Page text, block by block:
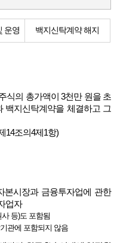
운영 백지신탁계약 해지
식의 총가액이 3천만 원을 초
백지신탁계약을 체결하고 그
14조의4제1항)
본시장과 금융투자업에 관한
업자
등)도 포함됨
관에 포함되지 않음